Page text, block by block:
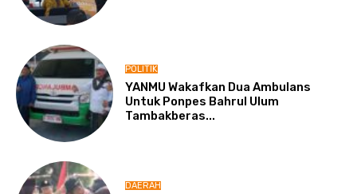
POLITIK
YANMU Wakafkan Dua Ambulans
Untuk Ponpes Bahrul Ulum
Tambakberas...
DAERAH